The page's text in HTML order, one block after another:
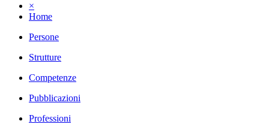
×
Home
Persone
Strutture
Competenze
Pubblicazioni
Professioni